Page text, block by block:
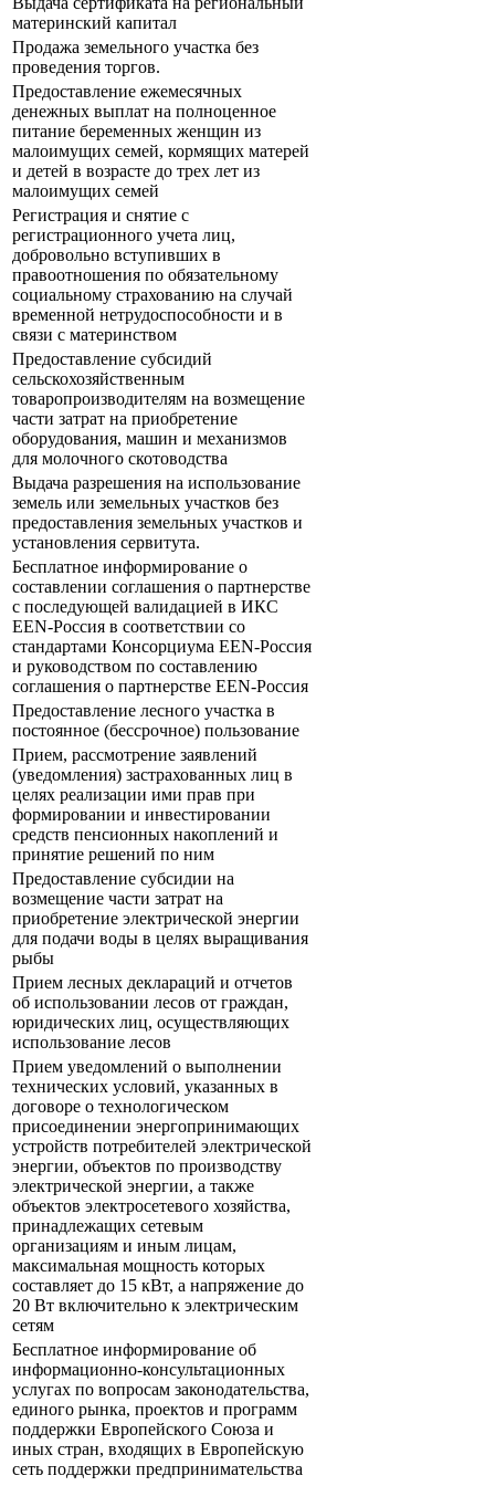
материнский капитал
Продажа земельного участка без
проведения торгов.
Предоставление ежемесячных
денежных выплат на полноценное
питание беременных женщин из
малоимущих семей, кормящих матерей
и детей в возрасте до трех лет из
малоимущих семей
Регистрация и снятие с
регистрационного учета лиц,
добровольно вступивших в
правоотношения по обязательному
социальному страхованию на случай
временной нетрудоспособности и в
связи с материнством
Предоставление субсидий
сельскохозяйственным
товаропроизводителям на возмещение
части затрат на приобретение
оборудования, машин и механизмов
для молочного скотоводства
Выдача разрешения на использование
земель или земельных участков без
предоставления земельных участков и
установления сервитута.
Бесплатное информирование о
составлении соглашения о партнерстве
с последующей валидацией в ИКС
EEN-Россия в соответствии со
стандартами Консорциума EEN-Россия
и руководством по составлению
соглашения о партнерстве EEN-Россия
Предоставление лесного участка в
постоянное (бессрочное) пользование
Прием, рассмотрение заявлений
(уведомления) застрахованных лиц в
целях реализации ими прав при
формировании и инвестировании
средств пенсионных накоплений и
принятие решений по ним
Предоставление субсидии на
возмещение части затрат на
приобретение электрической энергии
для подачи воды в целях выращивания
рыбы
Прием лесных деклараций и отчетов
об использовании лесов от граждан,
юридических лиц, осуществляющих
использование лесов
Прием уведомлений о выполнении
технических условий, указанных в
договоре о технологическом
присоединении энергопринимающих
устройств потребителей электрической
энергии, объектов по производству
электрической энергии, а также
объектов электросетевого хозяйства,
принадлежащих сетевым
организациям и иным лицам,
максимальная мощность которых
составляет до 15 кВт, а напряжение до
20 Вт включительно к электрическим
сетям
Бесплатное информирование об
информационно-консультационных
услугах по вопросам законодательства,
единого рынка, проектов и программ
поддержки Европейского Союза и
иных стран, входящих в Европейскую
сеть поддержки предпринимательства